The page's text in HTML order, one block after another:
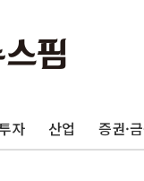
자 산업 증권·
가·금리 부담에 하락…
호르무즈 해협 재개방